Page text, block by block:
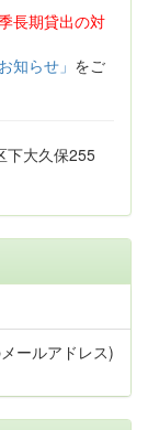
長期貸出の対
知らせ」 をご
大久保255
ールアドレス)